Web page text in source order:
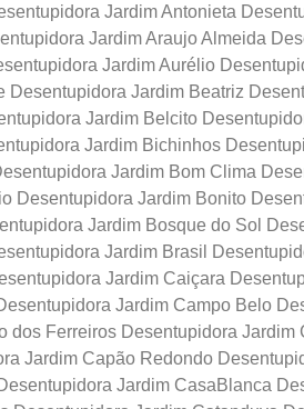
Jardim Antonieta
Jardim Araujo Almeida
Jardim Aurélio
Desentupidora Jardim Beatriz
Jardim Belcito
Jardim Bichinhos
Jardim Bom Clima
Desentupidora Jardim Bonito
Jardim Bosque do Sol
Jardim Brasil
Jardim Caiçara
Jardim Campo Belo
dos Ferreiros Desentupidora Jardim
Jardim Capão Redondo
Jardim CasaBlanca